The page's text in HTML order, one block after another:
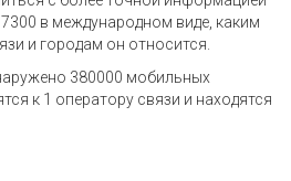
в международном виде, каким
и городам он относится.
380000 мобильных
к 1 оператору связи и находятся